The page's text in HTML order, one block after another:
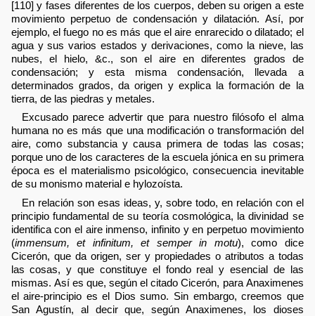
[110] y fases diferentes de los cuerpos, deben su origen a este
movimiento perpetuo de condensación y dilatación. Así, por
ejemplo, el fuego no es más que el aire enrarecido o dilatado; el
agua y sus varios estados y derivaciones, como la nieve, las
nubes, el hielo, &c., son el aire en diferentes grados de
condensación; y esta misma condensación, llevada a
determinados grados, da origen y explica la formación de la
tierra, de las piedras y metales.
Excusado parece advertir que para nuestro filósofo el alma
humana no es más que una modificación o transformación del
aire, como substancia y causa primera de todas las cosas;
porque uno de los caracteres de la escuela jónica en su primera
época es el materialismo psicológico, consecuencia inevitable
de su monismo material e hylozoísta.
En relación son esas ideas, y, sobre todo, en relación con el
principio fundamental de su teoría cosmológica, la divinidad se
identifica con el aire inmenso, infinito y en perpetuo movimiento
(immensum, et infinitum, et semper in motu), como dice
Cicerón, que da origen, ser y propiedades o atributos a todas
las cosas, y que constituye el fondo real y esencial de las
mismas. Así es que, según el citado Cicerón, para Anaximenes
el aire-principio es el Dios sumo. Sin embargo, creemos que
San Agustín, al decir que, según Anaximenes, los dioses